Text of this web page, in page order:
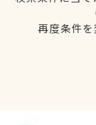
再度条件を